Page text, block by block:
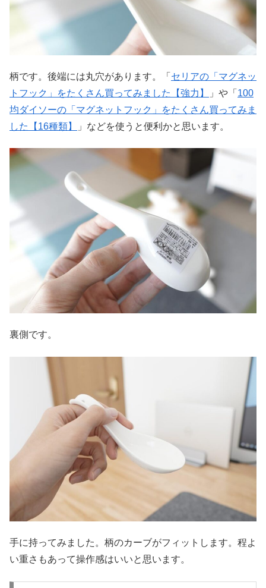
柄です。後端には丸穴があります。「 セリアの「マグネッ
トフック」をたくさん買ってみました【強力】
」や「 100
均ダイソーの「マグネットフック」をたくさん買ってみま
した【16種類】
」などを使うと便利かと思います。
裏側です。
手に持ってみました。柄のカーブがフィットします。程よ
い重さもあって操作感はいいと思います。